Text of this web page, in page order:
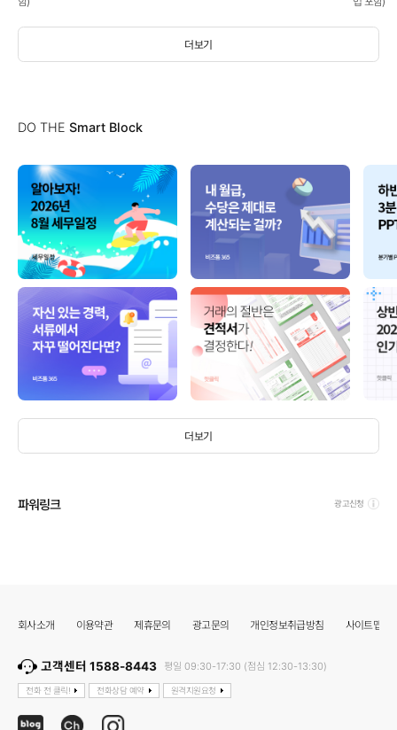
더보기
DO THE Smart Block
더보기
파워링크 광고신청
회사소개 이용약관 제휴문의 광고문의 개인정보취급방침 사이트맵
고객센터 1588-8443 평일 09:30-17:30 (점심 12:30-13:30)
전화 전 클릭! 전화상담 예약 원격지원요청